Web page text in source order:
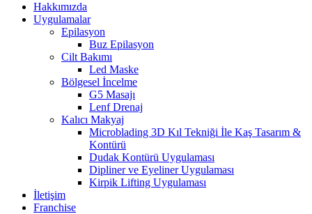
Hakkımızda
Uygulamalar
Epilasyon
Buz Epilasyon
Cilt Bakımı
Led Maske
Bölgesel İncelme
G5 Masajı
Lenf Drenaj
Kalıcı Makyaj
Microblading 3D Kıl Tekniği İle Kaş Tasarım &
Kontürü
Dudak Kontürü Uygulaması
Dipliner ve Eyeliner Uygulaması
Kirpik Lifting Uygulaması
İletişim
Franchise